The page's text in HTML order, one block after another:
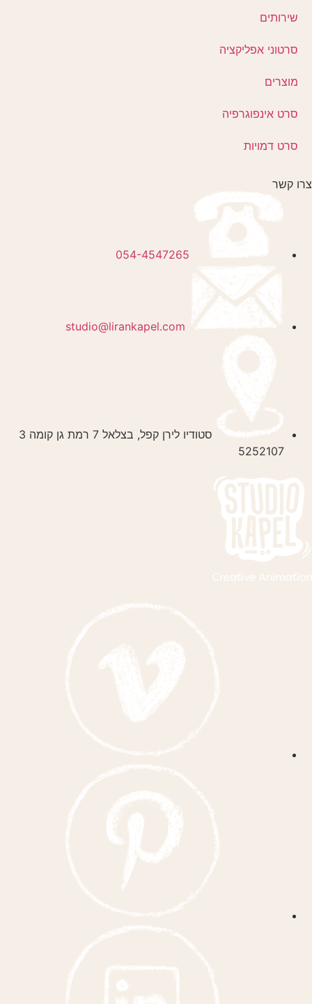
שירותים
סרטוני אפליקציה
מוצרים
סרט אינפוגרפיה
סרט דמויות
צרו קשר
054-4547265
studio@lirankapel.com
סטודיו לירן קפל, בצלאל 7 רמת גן קומה 3
5252107